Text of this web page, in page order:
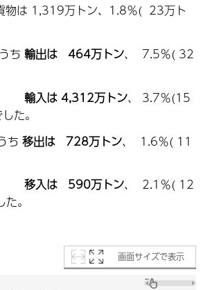
万トン、1.8％( 23万ト
ち 輸出は 464万トン、 7.5％( 32
輸入は 4,312万トン、 3.7％(15
た。
ち 移出は 728万トン、 1.6％( 11
移入は 590万トン、 2.1％( 12
。
画面サイズで表示